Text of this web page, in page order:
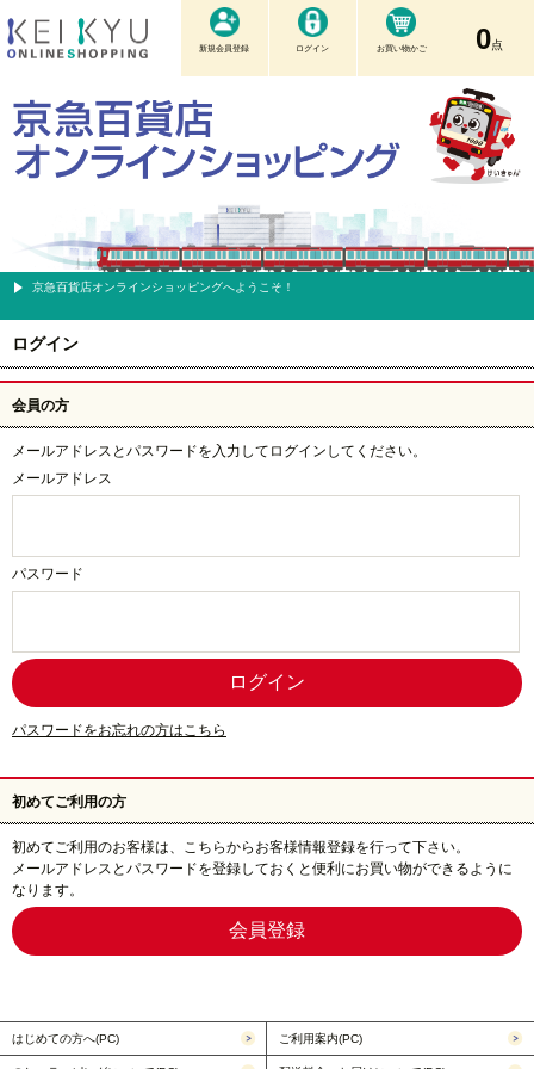
新規会員登録 ログイン お買い物かご 0点
京急百貨店オンラインショッピングへようこそ！
ログイン
会員の方
メールアドレスとパスワードを入力してログインしてください。
メールアドレス
パスワード
パスワードをお忘れの方はこちら
初めてご利用の方
初めてご利用のお客様は、こちらからお客様情報登録を行って下さい。
メールアドレスとパスワードを登録しておくと便利にお買い物ができるように
なります。
はじめての方へ(PC) ご利用案内(PC)